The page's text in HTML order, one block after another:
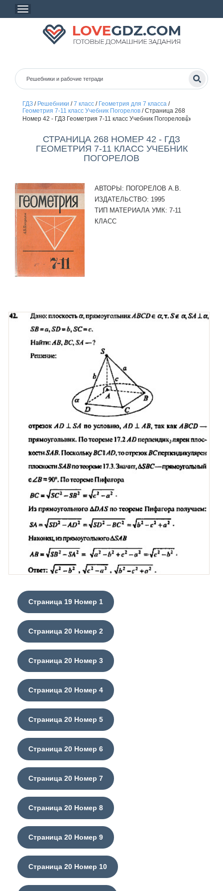
ГДЗ/ Решебники /7 класс/ Геометрия для 7 класса/
Геометрия 7-11 класс Учебник Погорелов/Страница 268
Номер 42 - ГДЗ Геометрия 7-11 класс Учебник Погорелов👍
СТРАНИЦА 268 НОМЕР 42 - ГДЗ
ГЕОМЕТРИЯ 7-11 КЛАСС УЧЕБНИК
ПОГОРЕЛОВ
АВТОРЫ: ПОГОРЕЛОВ А.В.
ИЗДАТЕЛЬСТВО: 1995
ТИП МАТЕРИАЛА УМК: 7-11
КЛАСС
Страница 19 Номер 1
Страница 20 Номер 2
Страница 20 Номер 3
Страница 20 Номер 4
Страница 20 Номер 5
Страница 20 Номер 6
Страница 20 Номер 7
Страница 20 Номер 8
Страница 20 Номер 9
Страница 20 Номер 10